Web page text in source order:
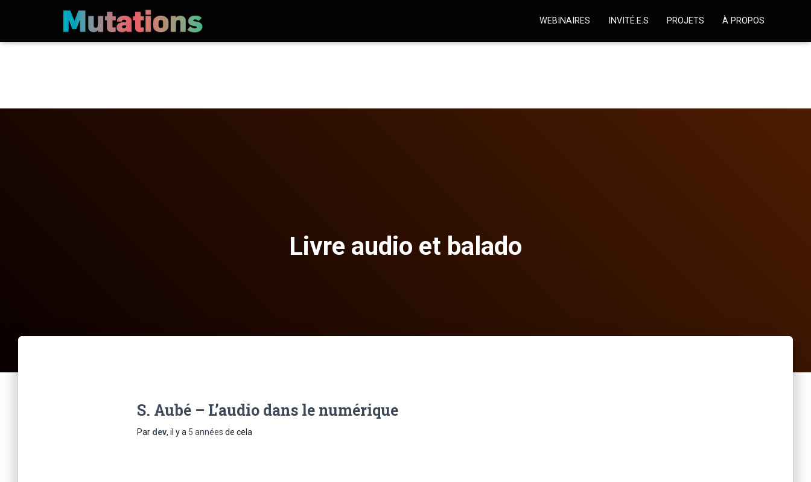
WEBINAIRES INVITÉ.E.S PROJETS À PROPOS
Livre audio et balado
S. Aubé – L’audio dans le numérique
Par dev, il y a 5 années de cela